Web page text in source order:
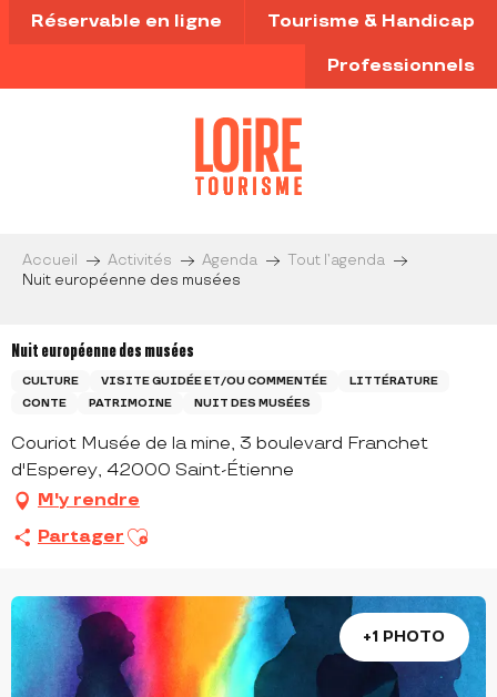
Aller
au
principal
Réservable en ligne Tourisme & Handicap
Professionnels
Accueil Activités Agenda
Tout l’agenda
Nuit européenne des musées
Nuit européenne des musées
CULTURE VISITE GUIDÉE ET/OU COMMENTÉE
LITTÉRATURE
CONTE
PATRIMOINE NUIT DES MUSÉES
Couriot Musée de la mine, 3 boulevard Franchet
d'Esperey, 42000 Saint-Étienne
M'y rendre
Partager Ajouter aux favoris
+1 PHOTO